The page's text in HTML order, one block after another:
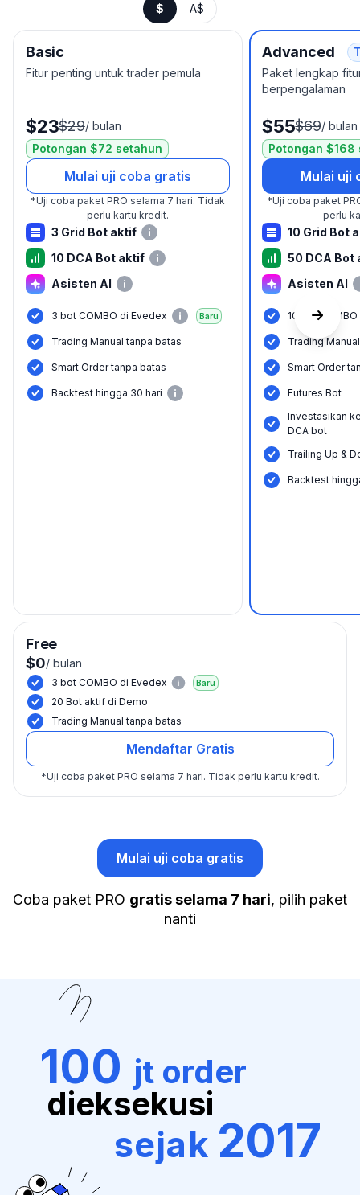
$ A$
Basic
Fitur penting untuk trader pemula
$23$29/ bulan
Potongan $72 setahun
Mulai uji coba gratis
*Uji coba paket PRO selama 7 hari. Tidak
perlu kartu kredit.
3 Grid Bot aktif
10 DCA Bot aktif
Asisten AI
3 bot COMBO di Evedex Baru
Trading Manual tanpa batas
Smart Order tanpa batas
Backtest hingga 30 hari
Advanced
Paket lengkap
berpengalaman
$55$69/ bulan
Potongan $168
Mulai uji
*Uji coba paket
perlu
10 Grid Bot
50 DCA Bot
Asisten AI
10 bot
Trading
Smart Order
Futures Bot
Investasikan
DCA bot
Trailing Up &
Backtest
Free
$0/ bulan
3 bot COMBO di Evedex Baru
20 Bot aktif di Demo
Trading Manual tanpa batas
Mendaftar Gratis
*Uji coba paket PRO selama 7 hari. Tidak perlu kartu kredit.
Mulai uji coba gratis
Coba paket PRO gratis selama 7 hari, pilih paket
nanti
100 jt order
dieksekusi
sejak 2017